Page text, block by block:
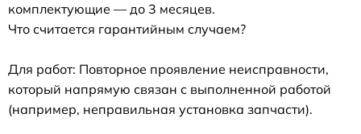
комплектующие — до 3 месяцев.
Что считается гарантийным случаем?
Для работ: Повторное проявление неисправности,
который напрямую связан с выполненной работой
(например, неправильная установка запчасти).